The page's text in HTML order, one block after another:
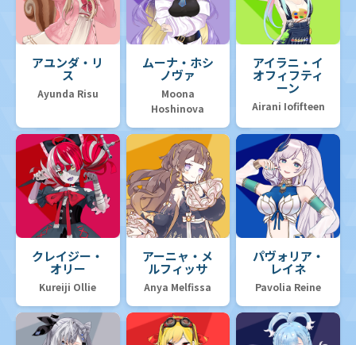
アユンダ・リ
ス
Ayunda Risu
ムーナ・ホシ
ノヴァ
Moona
Hoshinova
アイラニ・イ
オフィフティ
ーン
Airani Iofifteen
クレイジー・
オリー
Kureiji Ollie
アーニャ・メ
ルフィッサ
Anya Melfissa
パヴォリア・
レイネ
Pavolia Reine